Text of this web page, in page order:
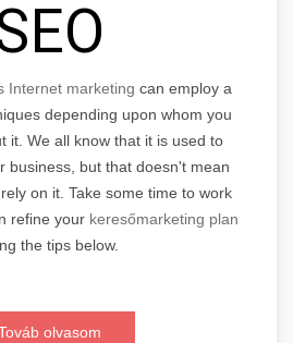
Internet marketing can employ a
depending upon whom you
it. We all know that it is used to
business, but that doesn't mean
on it. Take some time to work
refine your keresőmarketing plan
the tips below.
olvasom